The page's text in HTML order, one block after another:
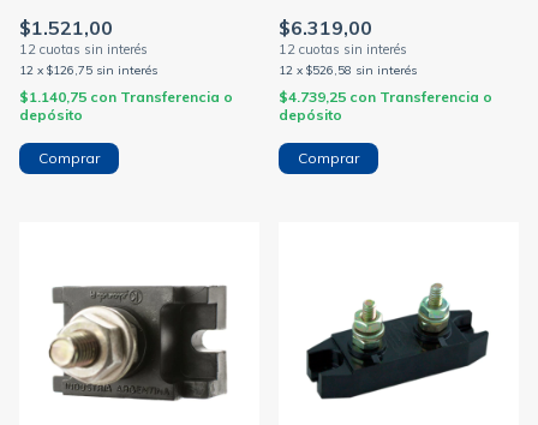
$1.521,00
12 x $126,75 sin interés
$1.140,75 con Transferencia o
depósito
$6.319,00
12 x $526,58 sin interés
$4.739,25 con Transferencia o
depósito